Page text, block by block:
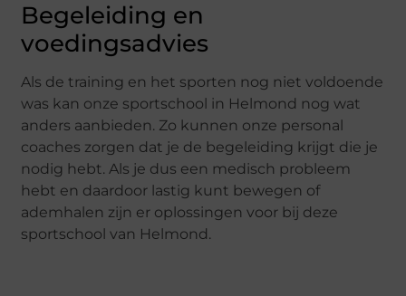
Begeleiding en
voedingsadvies
Als de training en het sporten nog niet voldoende
was kan onze sportschool in Helmond nog wat
anders aanbieden. Zo kunnen onze personal
coaches zorgen dat je de begeleiding krijgt die je
nodig hebt. Als je dus een medisch probleem
hebt en daardoor lastig kunt bewegen of
ademhalen zijn er oplossingen voor bij deze
sportschool van Helmond.